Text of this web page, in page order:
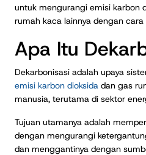
untuk mengurangi emisi karbon
rumah kaca lainnya dengan
Apa Itu
Dekarbonisasi adalah upaya
emisi karbon dioksida dan gas
manusia, terutama di sektor
Tujuan utamanya adalah
dengan mengurangi
dan menggantinya dengan